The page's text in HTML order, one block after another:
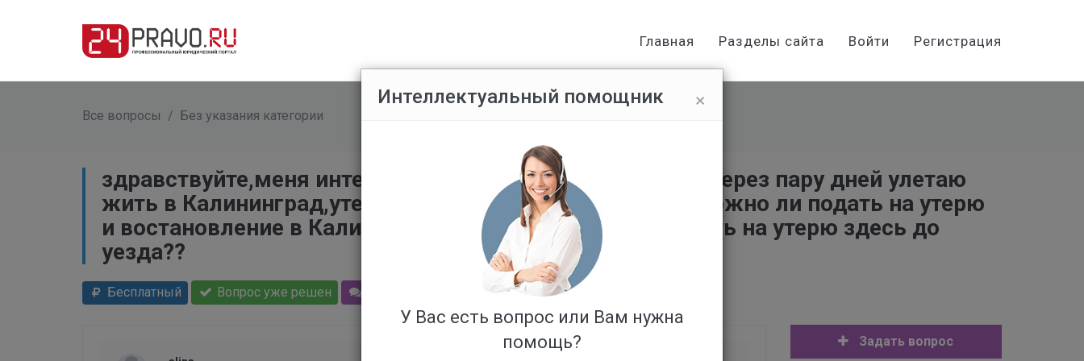
Главная Разделы сайта Войти Регистрация
Все вопросы / Без указания категории
здравствуйте,меня интересует..я живу в Новосибирске,через пару дней улетаю
жить в Калининград,утерян налоговое свидетельство,можно ли подать на утерю
и востановление в Калининграде?или обязательно подать на утерю здесь до
уезда??
Бесплатный Вопрос уже решен
Задать вопрос
×
Интеллектуальный помощник
У Вас есть вопрос или Вам нужна
помощь?